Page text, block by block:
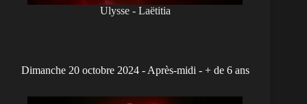
Ulysse - Laëtitia
Dimanche 20 octobre 2024 - Après-midi - + de 6 ans